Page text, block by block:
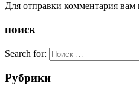
Для отправки комментария вам
поиск
Search for:
Рубрики